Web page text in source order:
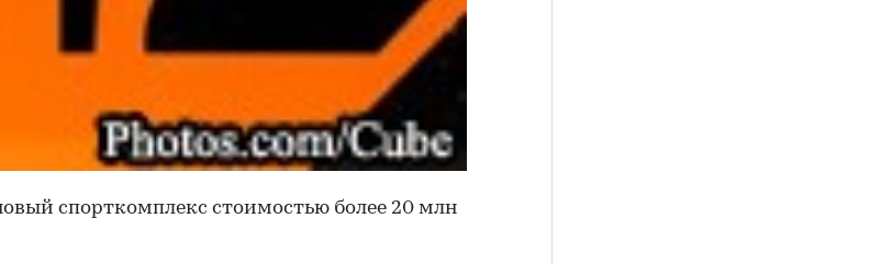
спорткомплекс стоимостью более 20 млн